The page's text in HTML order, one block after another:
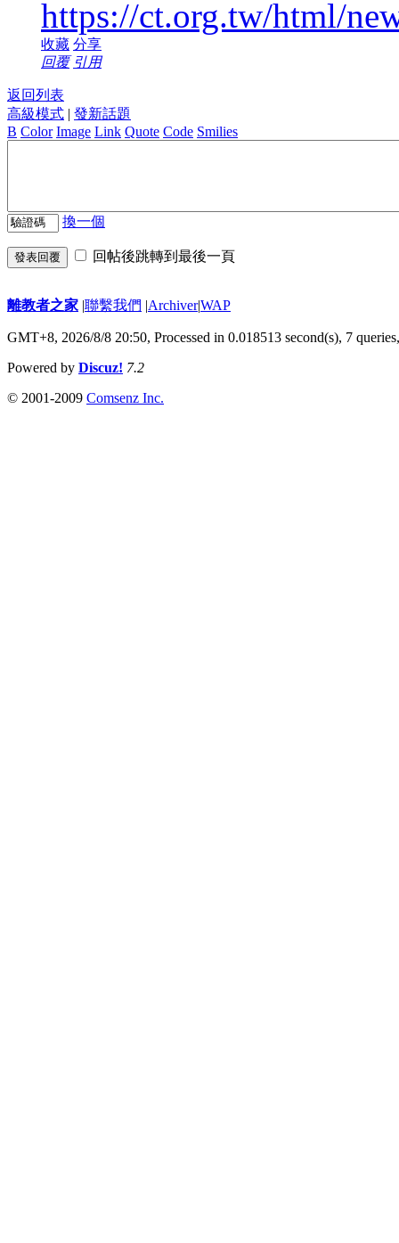
https://ct.org.tw/html/
收藏 分享
回覆 引用
返回列表
高級模式 | 發新話題
B Color Image Link Quote Code Smilies
換一個
發表回覆 回帖後跳轉到最後一頁
離教者之家 |聯繫我們 |Archiver|WAP
GMT+8, 2026/8/8 20:50, Processed in 0.018513 second(s), 7
Powered by Discuz! 7.2
© 2001-2009 Comsenz Inc.